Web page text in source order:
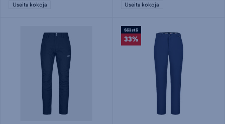
Useita kokoja Useita kokoja
Säästä
33%